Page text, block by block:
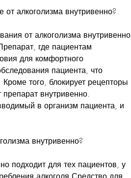
алкоголизма внутривенно?
от алкоголизма внутривенно
где пациентам
для комфортного
пациента, что
того, блокирует рецепторы
внутривенно.
в организм пациента, и
внутривенно?
подходит для тех пациентов, у